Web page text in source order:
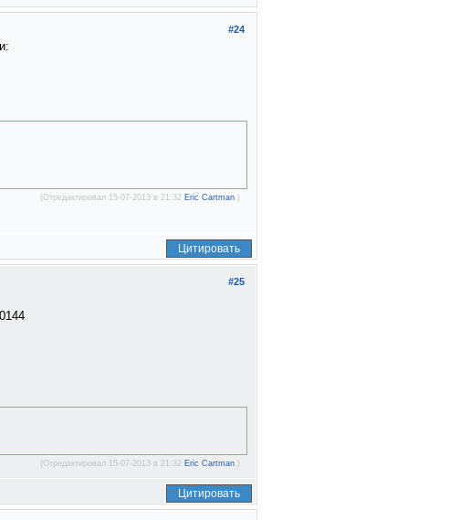
#24
(Отредактировал 15-07-2013 в 21:32 Eric Cartman .)
Цитировать
#25
(Отредактировал 15-07-2013 в 21:32 Eric Cartman.)
Цитировать